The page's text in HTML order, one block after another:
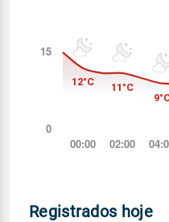
Registrados hoje